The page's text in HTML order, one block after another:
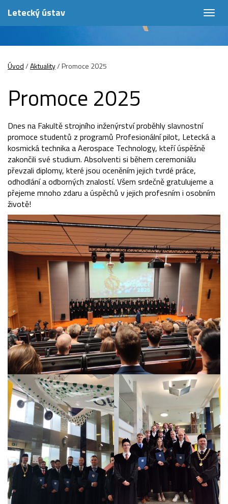
Letecký ústav
Úvod/Aktuality/Promoce 2025
Promoce 2025
Dnes na Fakultě strojního inženýrství proběhly slavnostní
promoce studentů z programů Profesionální pilot, Letecká a
kosmická technika a Aerospace Technology, kteří úspěšně
zakončili své studium. Absolventi si během ceremoniálu
převzali diplomy, které jsou oceněním jejich tvrdé práce,
odhodlání a odborných znalostí. Všem srdečně gratulujeme a
přejeme mnoho zdaru a úspěchů v jejich profesním i osobním
životě!